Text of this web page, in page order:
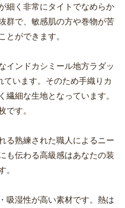
細く非常にタイトでなめらか
群で、敏感肌の方や巻物が苦
とができます。
インドカシミール地方ラダッ
います。そのため手織りカ
細な生地となっています。
です。
る熟練された職人によるニー
も伝わる高級感はあなたの装
。
吸湿性が高い素材です。熱は